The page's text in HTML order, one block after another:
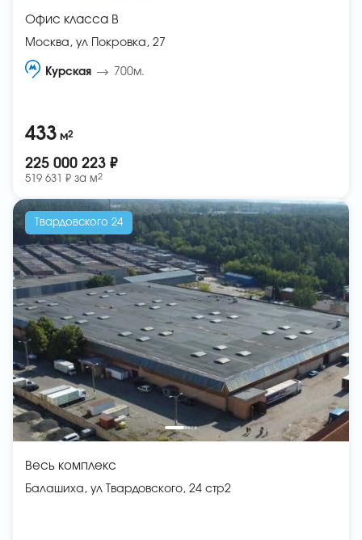
Офис класса B
Москва, ул Покровка, 27
Курская 700м.
433 м2
225 000 223 ₽
519 631 ₽ за м2
Твардовского 24
Весь комплекс
Балашиха, ул Твардовского, 24 стр2